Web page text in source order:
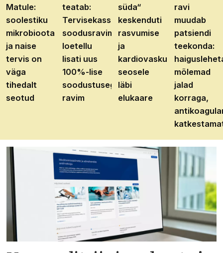
Matule:
soolestiku
mikrobioota
ja naise
tervis on
väga
tihedalt
seotud
teatab:
Tervisekassa
soodusravimite
loetellu
lisati uus
100%-lise
soodustusega
ravim
süda“
keskenduti
rasvumise
ja
kardiovaskulaarhaiguste
seosele
läbi
elukaare
ravi
muudab
patsiendi
teekonda:
mõlemad
jalad
korraga,